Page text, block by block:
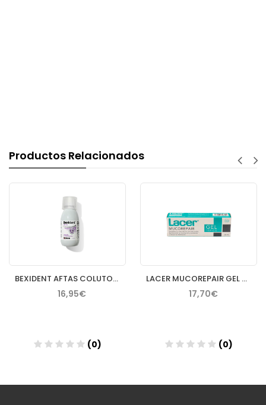
Productos Relacionados
BEXIDENT AFTAS COLUTORIO BUCAL PROTECTOR 120 ML
16,95€
(0)
LACER MUCOREPAIR GEL TOPICO 30 ML
17,70€
(0)